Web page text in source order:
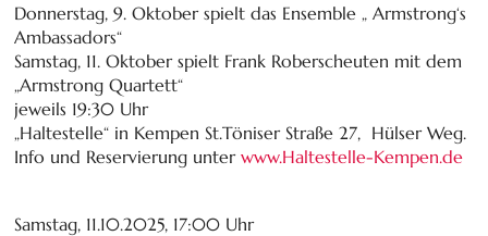
Donnerstag, 9. Oktober spielt das Ensemble „ Armstrong‘s
Ambassadors“
Samstag, 11. Oktober spielt Frank Roberscheuten mit dem
„Armstrong Quartett“
jeweils 19:30 Uhr
„Haltestelle“ in Kempen St.Töniser Straße 27, Hülser Weg.
Info und Reservierung unterwww.Haltestelle-Kempen.de
Samstag, 11.10.2025, 17:00 Uhr